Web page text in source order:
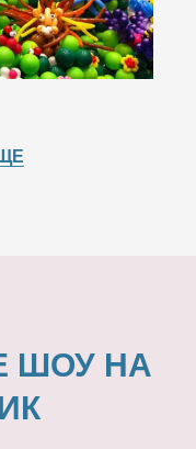
ШОУ НА